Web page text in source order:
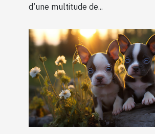
d’une multitude de...